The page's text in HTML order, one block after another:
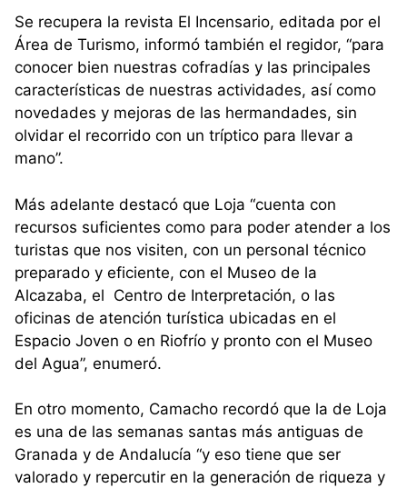
Se recupera la revista El Incensario, editada por el
Área de Turismo, informó también el regidor, “para
conocer bien nuestras cofradías y las principales
características de nuestras actividades, así como
novedades y mejoras de las hermandades, sin
olvidar el recorrido con un tríptico para llevar a
mano”.
Más adelante destacó que Loja “cuenta con
recursos suficientes como para poder atender a los
turistas que nos visiten, con un personal técnico
preparado y eficiente, con el Museo de la
Alcazaba, el Centro de Interpretación, o las
oficinas de atención turística ubicadas en el
Espacio Joven o en Riofrío y pronto con el Museo
del Agua”, enumeró.
En otro momento, Camacho recordó que la de Loja
es una de las semanas santas más antiguas de
Granada y de Andalucía “y eso tiene que ser
valorado y repercutir en la generación de riqueza y